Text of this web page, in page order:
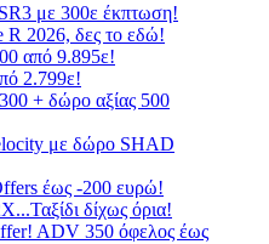
με 300ε έκπτωση!
R 2026, δες το εδώ!
από 9.895ε!
2.799ε!
+ δώρο αξίας 500
με δώρο SHAD
έως -200 ευρώ!
δίχως όρια!
ADV 350 όφελος έως